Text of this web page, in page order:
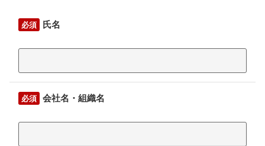
必須 氏名
必須 会社名・組織名